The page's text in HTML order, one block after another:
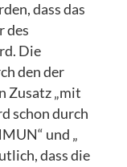
dass das
des
Die
den der
Zusatz „mit
schon durch
und „
dass die